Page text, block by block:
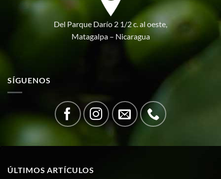
Del Parque Darío 2 1/2 c. al oeste,
Matagalpa – Nicaragua
SÍGUENOS
ÚLTIMOS ARTÍCULOS